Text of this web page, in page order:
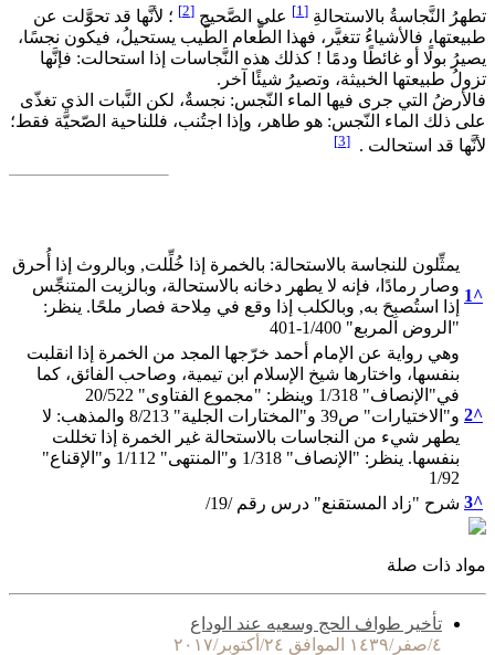
تطهرُ النَّجاسةُ بالاستحالةِ [1] على الصَّحيح [2]
؛ لأنَّها قد تحوَّلت عن
طبيعتها، فالأشياءُ تتغيَّر، فهذا الطَّعام الطَّيب يستحيلُ، فيكون نجسًا،
يصيرُ بولًا أو غائطًا ودمًا ! كذلك هذه النَّجاسات إذا استحالت: فإنَّها
تزولُ طبيعتها الخبيثة، وتصيرُ شيئًا آخر.
فالأرضُ التي جرى فيها الماء النّجس: نجسةٌ، لكن النَّبات الذي تغذّى
على ذلك الماء النّجس: هو طاهر، وإذا اجتُنب، فللناحية الصّحيَّة فقط؛
لأنَّها قد استحالت . [3]
^
1
يمثِّلون للنجاسة بالاستحالة: بالخمرة إذا خُلِّلت, وبالروث إذا أُحرق
وصار رمادًا، فإنه لا يطهر دخانه بالاستحالة، وبالزيت المتنجِّس
إذا استُصبِحَ به, وبالكلب إذا وقع في مِلاحة فصار ملحًا. ينظر:
"الروض المربع" 1/400-401
^
2
وهي رواية عن الإمام أحمد خرّجها المجد من الخمرة إذا انقلبت
بنفسها، واختارها شيخ الإسلام ابن تيمية، وصاحب الفائق، كما
في"الإنصاف" 1/318 وينظر: "مجموع الفتاوى" 20/522
و"الاختيارات" ص39 و"المختارات الجلية" 8/213 والمذهب: لا
يطهر شيء من النجاسات بالاستحالة غير الخمرة إذا تخللت
بنفسها. ينظر: "الإنصاف" 1/318 و"المنتهى" 1/112 و"الإقناع"
1/92
^
3 شرح "زاد المستقنع" درس رقم /19/
مواد ذات صلة
تأخير طواف الحج وسعيه عند الوداع
٤/صفر/١٤٣٩ الموافق ٢٤/أكتوبر/٢٠١٧